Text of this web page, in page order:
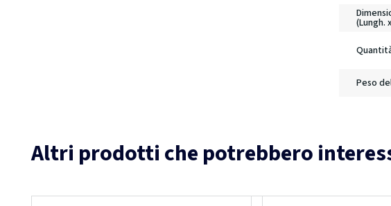
(Lungh.
Peso
Altri prodotti che potrebbero